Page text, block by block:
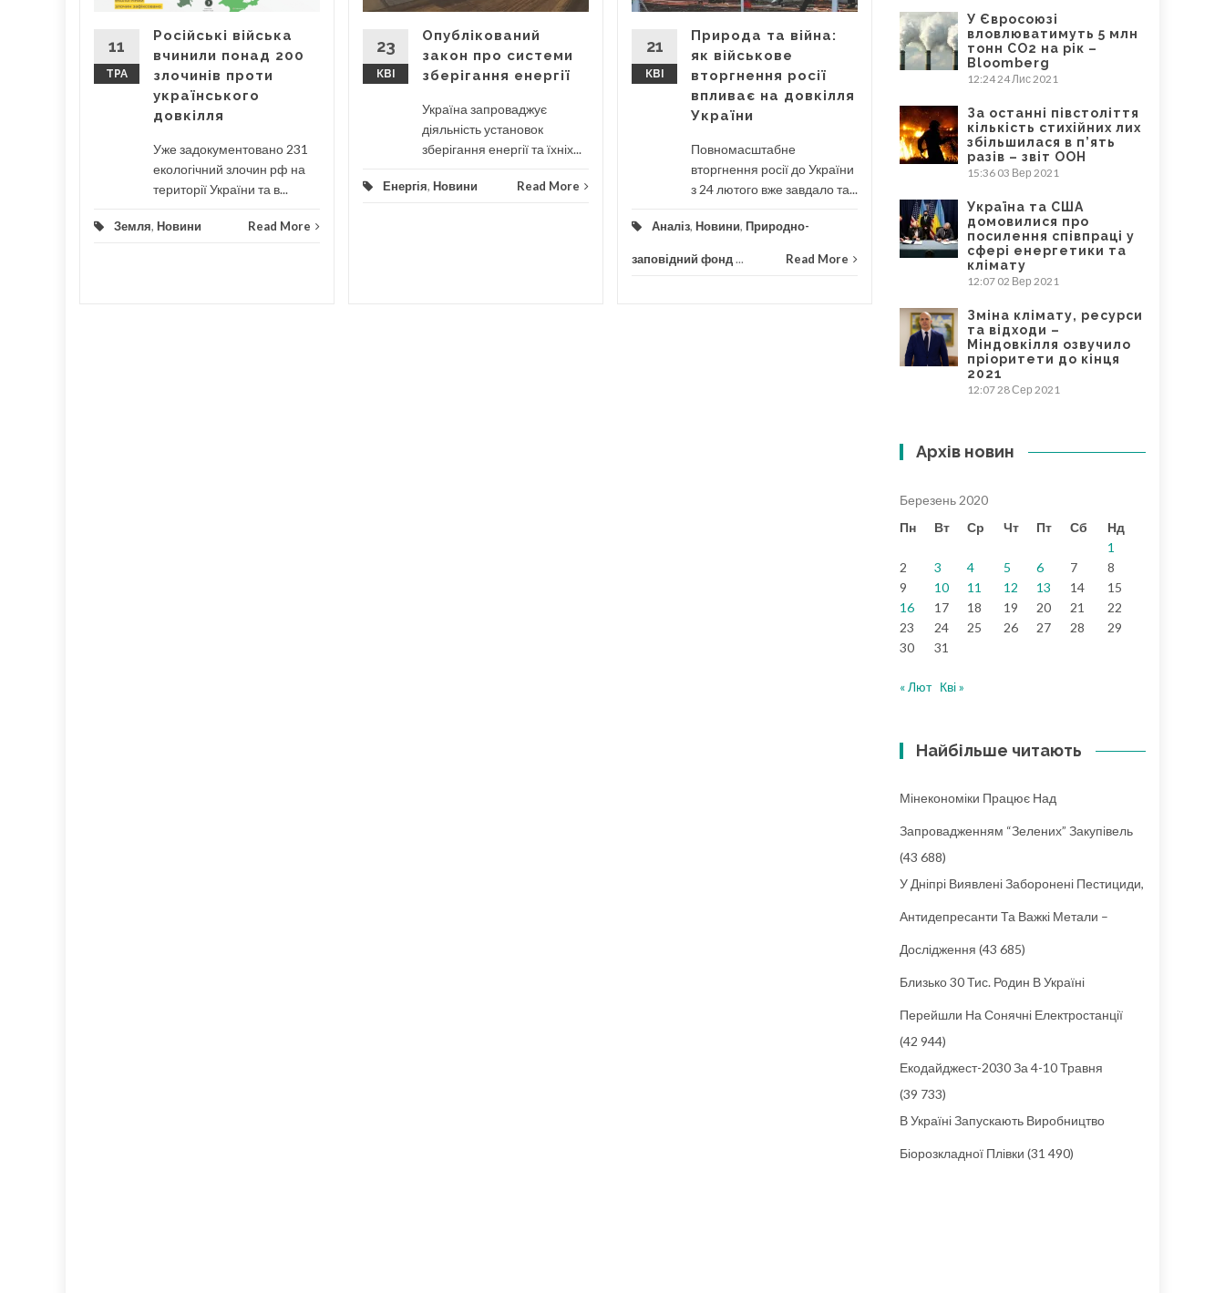
11
ТРА
Російські війська
вчинили понад 200
злочинів проти
українського
довкілля
Уже задокументовано 231
екологічний злочин рф на
території України та в...
Земля, Новини Read More
23
КВІ
Опублікований
закон про системи
зберігання енергії
Україна запроваджує
діяльність установок
зберігання енергії та їхніх...
Енергія, Новини Read More
21
КВІ
Природа та війна:
як військове
вторгнення росії
впливає на довкілля
України
Повномасштабне
вторгнення росії до України
з 24 лютого вже завдало та...
Аналіз, Новини, Природно-
заповідний фонд... Read More
Наразі країна потерпає від
військових дій рф, але при
відбудові після війни...
У Євросоюзі
вловлюватимуть 5 млн
тонн CO2 на рік –
Bloomberg
12:2424 Лис 2021
За останні півстоліття
кількість стихійних лих
збільшилася в п’ять
разів – звіт ООН
15:36 03 Вер 2021
Україна та США
домовилися про
посилення співпраці у
сфері енергетики та
клімату
12:07 02 Вер 2021
Зміна клімату, ресурси
та відходи –
Міндовкілля озвучило
пріоритети до кінця
2021
12:0728 Сер 2021
Архів новин
Березень 2020
Пн
Вт Ср Чт Пт Сб
Нд
1
2
3 4 5 6 7
8
9
10 11 12 13 14
15
16
17 18 19 20 21
22
23
24 25 26 27 28
29
30
31
« Лют Кві »
Найбільше читають
Мінекономіки Працює Над
Запровадженням “зелених” Закупівель
(43 688)
У Дніпрі Виявлені Заборонені Пестициди,
Антидепресанти Та Важкі Метали –
Дослідження (43 685)
Близько 30 Тис. Родин В Україні
Перейшли На Сонячні Електростанції
(42 944)
Екодайджест-2030 За 4-10 Травня
(39 733)
В Україні Запускають Виробництво
Біорозкладної Плівки (31 490)